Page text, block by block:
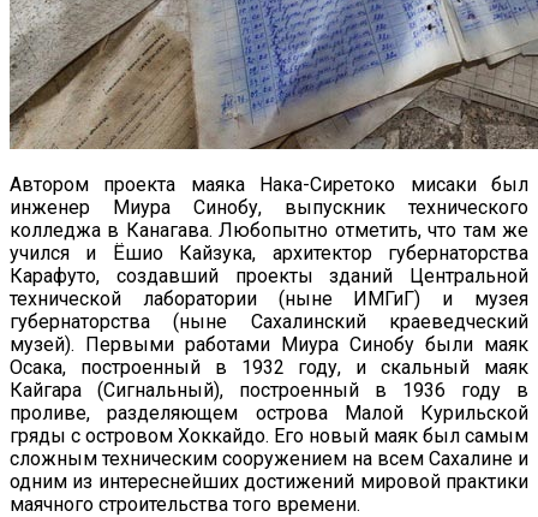
Автором проекта маяка Нака-Сиретоко мисаки был
инженер Миура Синобу, выпускник технического
колледжа в Канагава. Любопытно отметить, что там же
учился и Ёшио Кайзука, архитектор губернаторства
Карафуто, создавший проекты зданий Центральной
технической лаборатории (ныне ИМГиГ) и музея
губернаторства (ныне Сахалинский краеведческий
музей). Первыми работами Миура Синобу были маяк
Осака, построенный в 1932 году, и скальный маяк
Кайгара (Сигнальный), построенный в 1936 году в
проливе, разделяющем острова Малой Курильской
гряды с островом Хоккайдо. Его новый маяк был самым
сложным техническим сооружением на всем Сахалине и
одним из интереснейших достижений мировой практики
маячного строительства того времени.